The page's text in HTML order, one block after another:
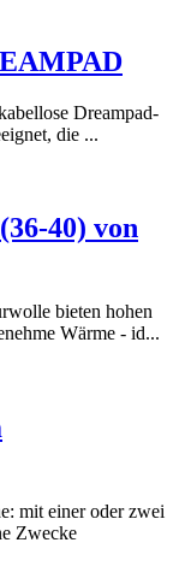
Dreampad-
die ...
40) von
bieten hohen
Wärme - id...
mit einer oder zwei
Zwecke